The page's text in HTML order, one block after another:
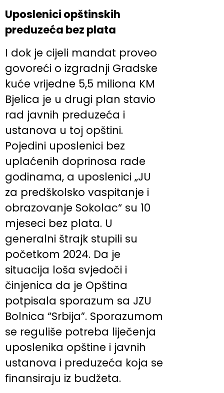
Uposlenici opštinskih
preduzeća bez plata
I dok je cijeli mandat proveo
govoreći o izgradnji Gradske
kuće vrijedne 5,5 miliona KM
Bjelica je u drugi plan stavio
rad javnih preduzeća i
ustanova u toj opštini.
Pojedini uposlenici bez
uplaćenih doprinosa rade
godinama, a uposlenici „JU
za predškolsko vaspitanje i
obrazovanje Sokolac“ su 10
mjeseci bez plata. U
generalni štrajk stupili su
početkom 2024. Da je
situacija loša svjedoči i
činjenica da je Opština
potpisala sporazum sa JZU
Bolnica “Srbija”. Sporazumom
se reguliše potreba liječenja
uposlenika opštine i javnih
ustanova i preduzeća koja se
finansiraju iz budžeta.